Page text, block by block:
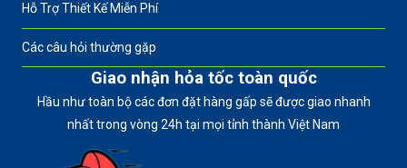
Hỗ Trợ Thiết Kế Miễn Phí
Các câu hỏi thường gặp
Giao nhận hỏa tốc toàn quốc
Hầu như toàn bộ các đơn đặt hàng gấp sẽ được giao nhanh
nhất trong vòng 24h tại mọi tỉnh thành Việt Nam